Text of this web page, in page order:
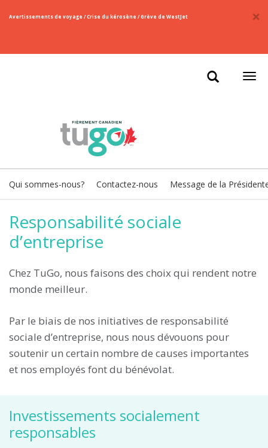
×
​Avertissements de voyage / Crise du kérosène / Grève de WestJet
Qui sommes-nous? Contactez-nous Message de la
Responsabilité sociale
d’entreprise
Chez TuGo, nous faisons des choix qui rendent notre
monde meilleur.
Par le biais de nos initiatives de responsabilité
sociale d’entreprise, nous nous dévouons pour
soutenir un certain nombre de causes importantes
et nos employés font du bénévolat.
Investissements socialement
responsables